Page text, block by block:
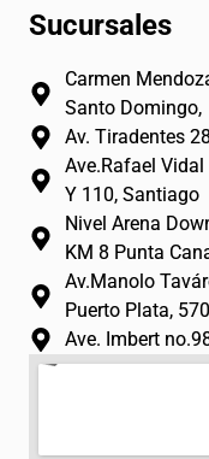
Sucursales
Carmen
Santo Domingo,
Av. Tiradentes
Ave.Rafael
Y 110, Santiago
Nivel Arena
KM 8 Punta
Av.Manolo
Puerto Plata,
Ave. Imbert